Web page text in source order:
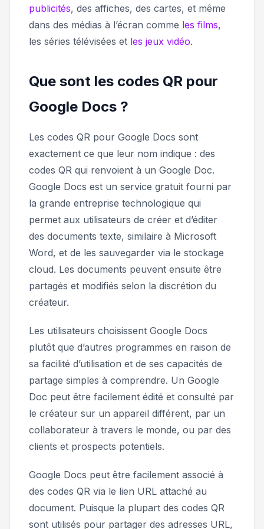
publicités, des affiches, des cartes, et même
dans des médias à l’écran comme les films,
les séries télévisées et les jeux vidéo.
Que sont les codes QR pour
Google Docs ?
Les codes QR pour Google Docs sont
exactement ce que leur nom indique : des
codes QR qui renvoient à un Google Doc.
Google Docs est un service gratuit fourni par
la grande entreprise technologique qui
permet aux utilisateurs de créer et d’éditer
des documents texte, similaire à Microsoft
Word, et de les sauvegarder via le stockage
cloud. Les documents peuvent ensuite être
partagés et modifiés selon la discrétion du
créateur.
Les utilisateurs choisissent Google Docs
plutôt que d’autres programmes en raison de
sa facilité d’utilisation et de ses capacités de
partage simples à comprendre. Un Google
Doc peut être facilement édité et consulté par
le créateur sur un appareil différent, par un
collaborateur à travers le monde, ou par des
clients et prospects potentiels.
Google Docs peut être facilement associé à
des codes QR via le lien URL attaché au
document. Puisque la plupart des codes QR
sont utilisés pour partager des adresses URL,